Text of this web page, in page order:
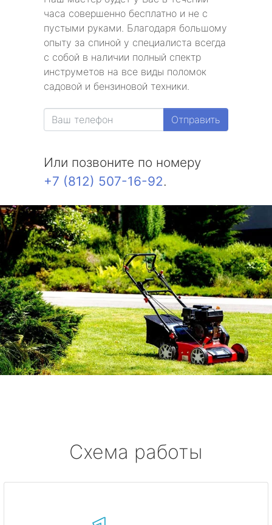
часа совершенно бесплатно и не с
пустыми руками. Благодаря большому
опыту за спиной у специалиста всегда
с собой в наличии полный спектр
инструметов на все виды поломок
садовой и бензиновой техники.
Отправить
Или позвоните по номеру
+7 (812) 507-16-92.
Схема работы